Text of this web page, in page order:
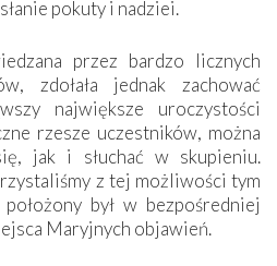
pokuty i nadziei.
przez bardzo licznych
zdołała jednak zachować
największe uroczystości
rzesze uczestników, można
jak i słuchać w skupieniu.
z tej możliwości tym
był w bezpośredniej
Maryjnych objawień.